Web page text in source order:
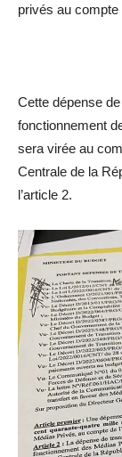
privés au compte
Cette dépense
fonctionnement
sera virée au
Centrale de la
l’article 2.